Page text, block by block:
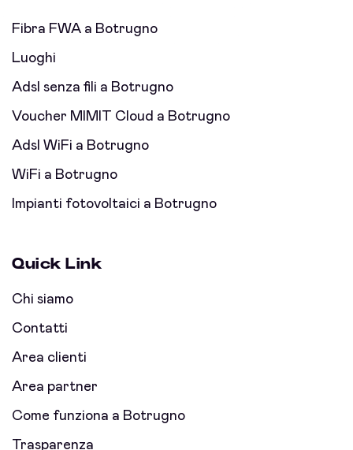
Fibra FWA a Botrugno
Luoghi
Adsl senza fili a Botrugno
Voucher MIMIT Cloud a Botrugno
Adsl WiFi a Botrugno
WiFi a Botrugno
Impianti fotovoltaici a Botrugno
Quick Link
Chi siamo
Contatti
Area clienti
Area partner
Come funziona a Botrugno
Trasparenza